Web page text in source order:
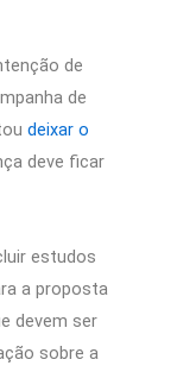
de
de
deixar o
deve ficar
estudos
a proposta
devem ser
sobre a